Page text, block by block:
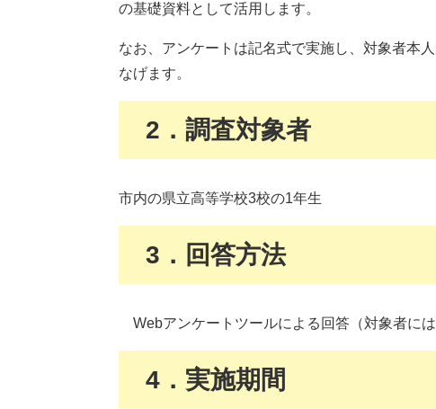
の基礎資料として活用します。
なお、アンケートは記名式で実施し、対象者本
なげます。
2．調査対象者
市内の県立高等学校3校の1年生
3．回答方法
Webアンケートツールによる回答（対象者には
4．実施期間